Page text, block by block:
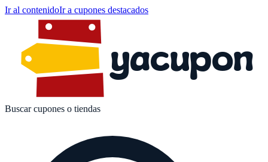
Ir al contenidoIr a cupones destacados
yacupon
Buscar cupones o tiendas